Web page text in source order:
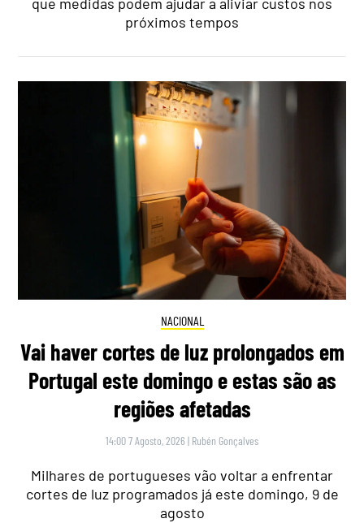
próximos tempos
NACIONAL
Vai haver cortes de luz prolongados em
Portugal este domingo e estas são as
regiões afetadas
14:00 7 Agosto, 2026 | Rubén Gonçalves
Milhares de portugueses vão voltar a enfrentar
cortes de luz programados já este domingo, 9 de
agosto